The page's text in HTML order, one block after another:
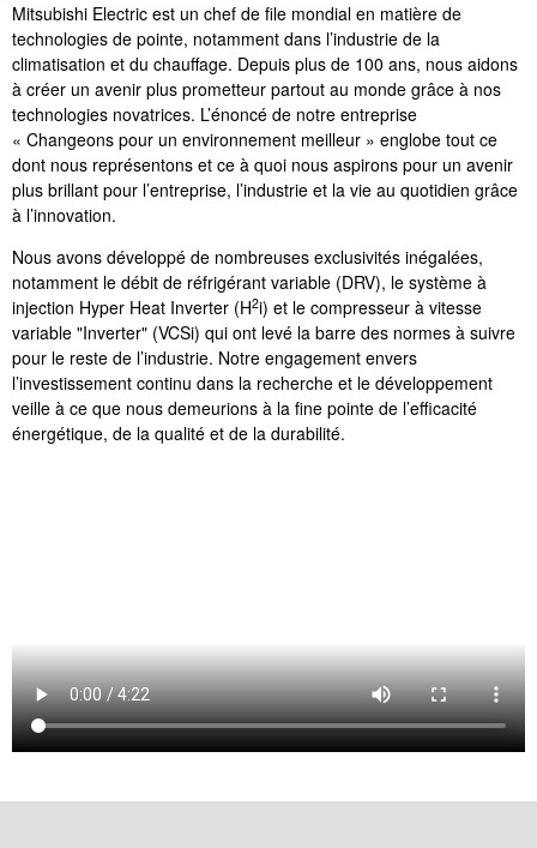
Mitsubishi Electric est un chef de file mondial en matière de
technologies de pointe, notamment dans l’industrie de la
climatisation et du chauffage. Depuis plus de 100 ans, nous aidons
à créer un avenir plus prometteur partout au monde grâce à nos
technologies novatrices. L’énoncé de notre entreprise
« Changeons pour un environnement meilleur » englobe tout ce
dont nous représentons et ce à quoi nous aspirons pour un avenir
plus brillant pour l’entreprise, l’industrie et la vie au quotidien grâce
à l’innovation.
Nous avons développé de nombreuses exclusivités inégalées,
notamment le débit de réfrigérant variable (DRV), le système à
injection Hyper Heat Inverter (H2i) et le compresseur à vitesse
variable "Inverter" (VCSi) qui ont levé la barre des normes à suivre
pour le reste de l’industrie. Notre engagement envers
l’investissement continu dans la recherche et le développement
veille à ce que nous demeurions à la fine pointe de l’efficacité
énergétique, de la qualité et de la durabilité.